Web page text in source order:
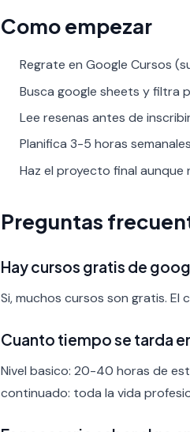
Como empezar
Regrate en Google Cursos
Busca google sheets y filtra
Lee resenas antes de
Planifica 3-5 horas
Haz el proyecto final aunque
Preguntas
Hay cursos gratis de
Si, muchos cursos son gratis.
Cuanto tiempo se tarda
Nivel basico: 20-40 horas de
continuado: toda la vida